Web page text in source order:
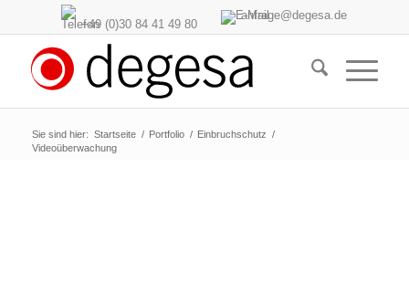
+49 (0)30 84 41 49 80
anfrage@degesa.de
Sie sind hier: Startseite / Portfolio / Einbruchschutz /
Videoüberwachung